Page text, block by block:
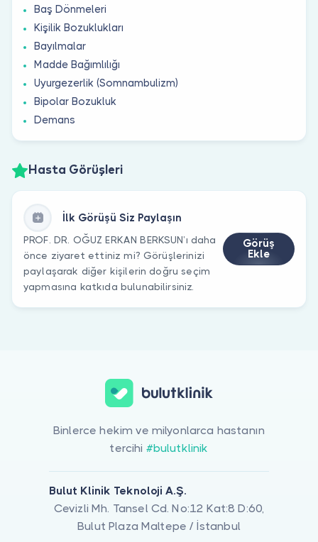
Baş Dönmeleri
Kişilik Bozuklukları
Bayılmalar
Madde Bağımlılığı
Uyurgezerlik (Somnambulizm)
Bipolar Bozukluk
Demans
Hasta Görüşleri
İlk Görüşü Siz Paylaşın
PROF. DR. OĞUZ ERKAN BERKSUN’ı daha
önce ziyaret ettiniz mi? Görüşlerinizi
paylaşarak diğer kişilerin doğru seçim
yapmasına katkıda bulunabilirsiniz.
Görüş
Ekle
Binlerce hekim ve milyonlarca hastanın
tercihi #bulutklinik
Bulut Klinik Teknoloji A.Ş.
Cevizli Mh. Tansel Cd. No:12 Kat:8 D:60,
Bulut Plaza Maltepe / İstanbul